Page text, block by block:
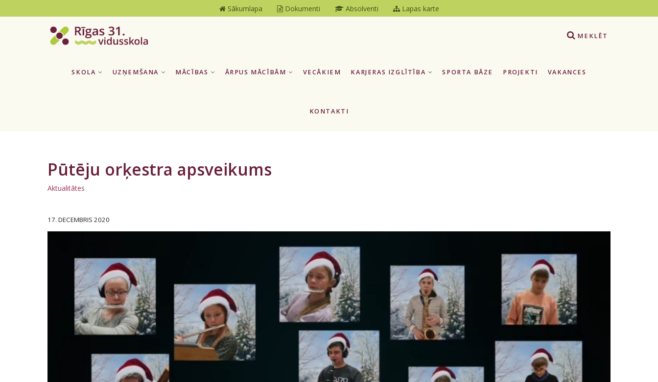
Sākumlapa Dokumenti Absolventi Lapas karte
MEKLĒT
SKOLA UZŅEMŠANA MĀCĪBAS ĀRPUS MĀCĪBĀM VECĀKIEM KARJERAS IZGLĪTĪBA SPORTA BĀZE PROJEKTI VAKANCES
KONTAKTI
Pūtēju orķestra apsveikums
Aktualitātes
17. DECEMBRIS 2020